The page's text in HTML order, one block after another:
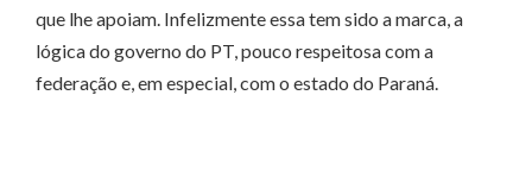
que lhe apoiam. Infelizmente essa tem sido a marca, a
lógica do governo do PT, pouco respeitosa com a
federação e, em especial, com o estado do Paraná.